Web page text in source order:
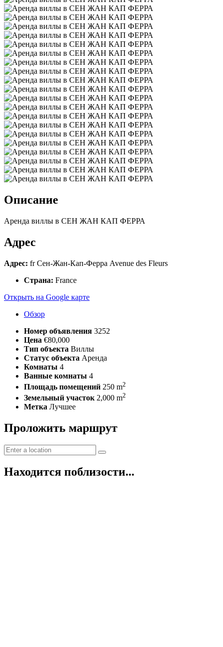
Описание
Аренда виллы в СЕН ЖАН КАП ФЕРРА
Адрес
Адрес: fr Сен-Жан-Кап-Ферра Avenue des Fleurs
Страна: France
Открыть на Google карте
Обзор
Номер объявления 3252
Цена €80,000
Тип объекта Виллы
Статус объекта Аренда
Комнаты 4
Ванные комнаты 4
Площадь помещений 250 m2
Земельный участок 2,000 m2
Метка Лучшее
Проложить маршрут
Находится поблизости...